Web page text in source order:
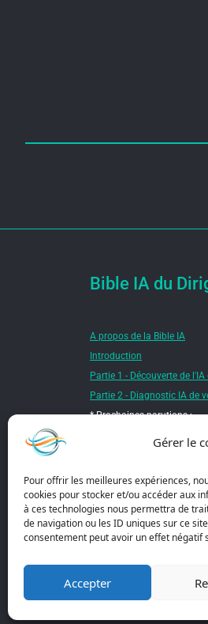
Gérer le
Pour offrir les meilleures expériences,
cookies pour stocker et/ou accéder aux
à ces technologies nous permettra de
de navigation ou les ID uniques sur ce
consentement peut avoir un effet
Accepter
Bible IA du
A propos de la Bible IA
Introduction
Partie 1 - Découverte de
Partie 2 - Diagnostic IA de
* Prochaines parutions :
Implémentation et gestion
Gestion du changement et
Suivi, Optimisation et